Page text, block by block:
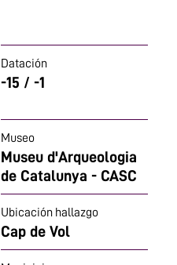
Datación
-15 / -1
Museo
Museu d'Arqueologia
de Catalunya - CASC
Ubicación hallazgo
Cap de Vol